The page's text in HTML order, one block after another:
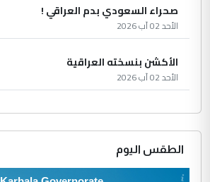
صحراء السعودي بدم العراقي !
الأحد 02 آب 2026
الأكشن بنسخته العراقية
الأحد 02 آب 2026
الطقس اليوم